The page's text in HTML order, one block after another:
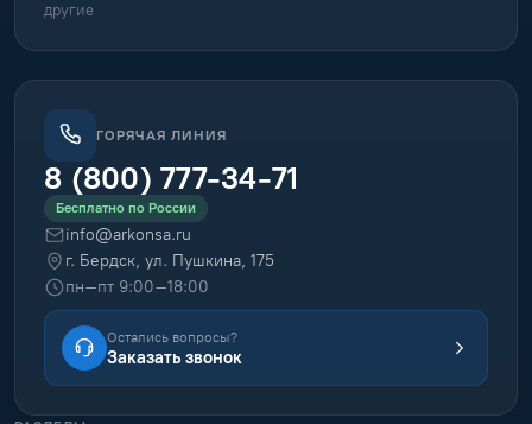
другие
ГОРЯЧАЯ ЛИНИЯ
8 (800) 777-34-71
Бесплатно по России
info@arkonsa.ru
г. Бердск, ул. Пушкина, 175
пн–пт 9:00–18:00
Остались вопросы?
Заказать звонок